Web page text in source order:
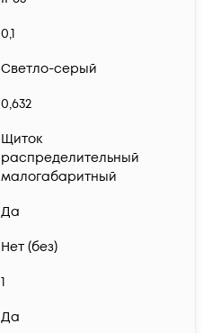
0,1
Светло-серый
0,632
Щиток
распределительный
малогабаритный
Да
Нет (без)
1
Да